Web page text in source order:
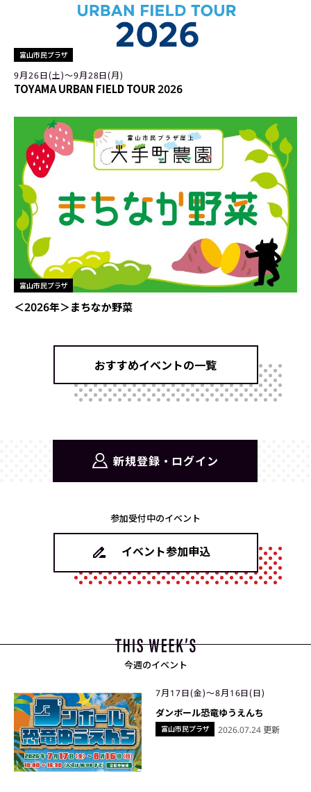
富山市民プラザ
9月26日(土)〜9月28日(月)
TOYAMA URBAN FIELD TOUR 2026
富山市民プラザ
＜2026年＞まちなか野菜
おすすめイベントの一覧
新規登録・ログイン
参加受付中のイベント
イベント参加申込
今週のイベント
富山市民プラザ
7月17日(金)〜8月16日(日)
ダンボール恐竜ゆうえんち
2026.07.24 更新